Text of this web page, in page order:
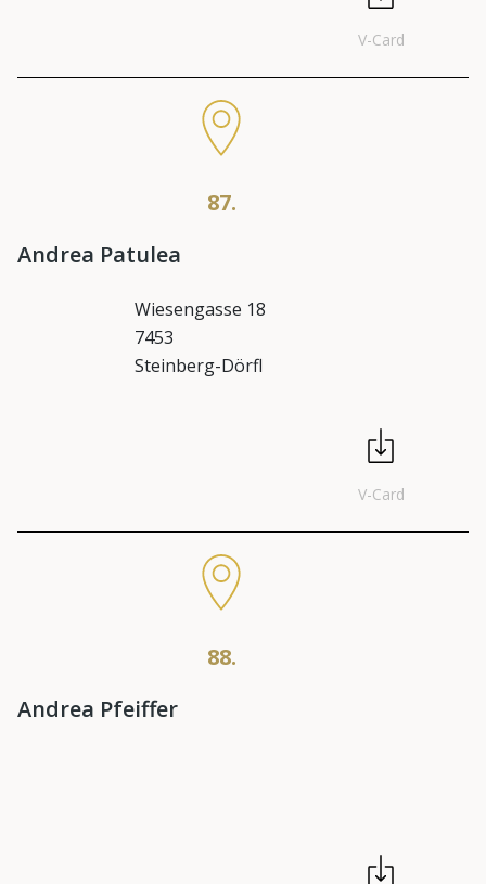
V-Card
87.
Andrea Patulea
Wiesengasse 18
7453
Steinberg-Dörfl
V-Card
88.
Andrea Pfeiffer